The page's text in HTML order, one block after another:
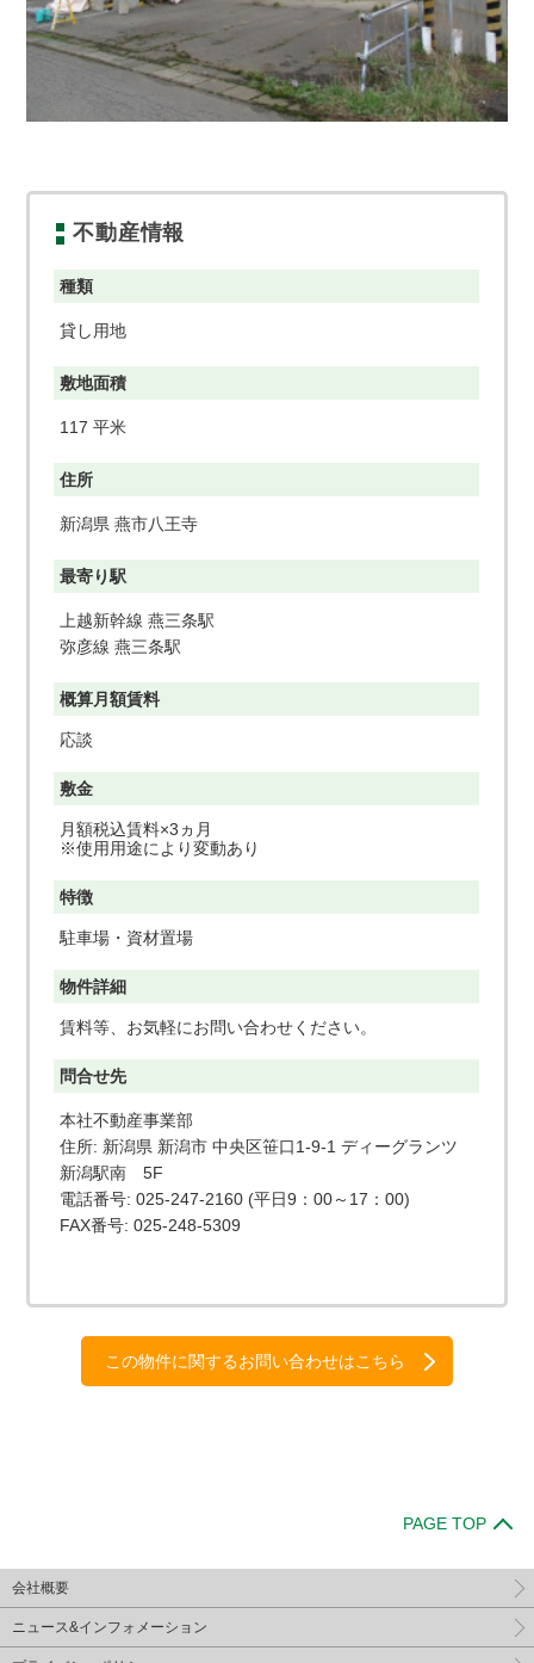
不動産情報
種類
貸し用地
敷地面積
117 平米
住所
新潟県 燕市八王寺
最寄り駅
上越新幹線 燕三条駅
弥彦線 燕三条駅
概算月額賃料
応談
敷金
月額税込賃料×3ヵ月
※使用用途により変動あり
特徴
駐車場・資材置場
物件詳細
賃料等、お気軽にお問い合わせください。
問合せ先
本社不動産事業部
住所: 新潟県 新潟市 中央区笹口1-9-1 ディーグランツ
新潟駅南 5F
電話番号: 025-247-2160 (平日9：00～17：00)
FAX番号: 025-248-5309
この物件に関するお問い合わせはこちら
PAGE TOP
会社概要
ニュース&インフォメーション